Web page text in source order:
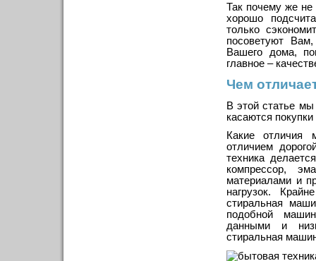
Так почему же не
хорошо
только
посоветуют
Вашего дома,
главное –
Чем
В этой статье
касаются
Какие отличия
отличием
техника
компрессор,
материалами и
нагрузок.
стиральная
подобной
данными и
стиральная